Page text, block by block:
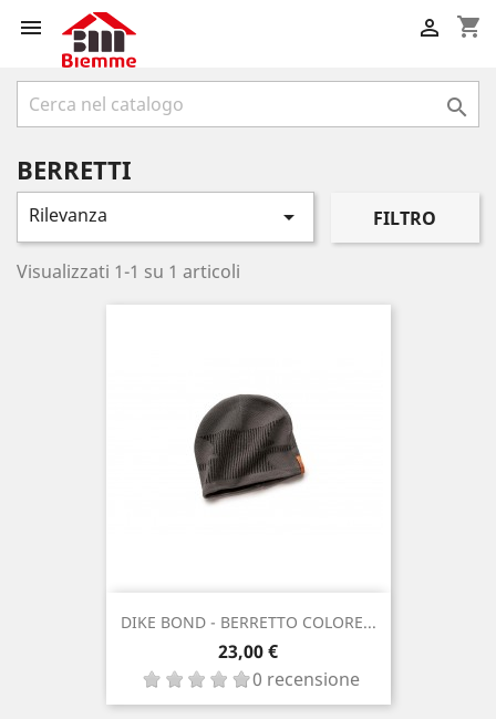
 shopping_cart


BERRETTI
Rilevanza  FILTRO
Visualizzati 1-1 su 1 articoli
DIKE BOND - BERRETTO COLORE...
Prezzo
23,00 €
0 recensione